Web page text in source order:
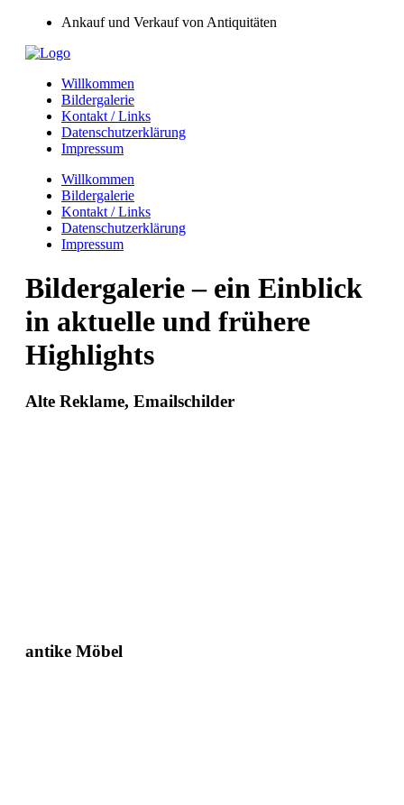
Ankauf und Verkauf von Antiquitäten
Willkommen
Bildergalerie
Kontakt / Links
Datenschutzerklärung
Impressum
Willkommen
Bildergalerie
Kontakt / Links
Datenschutzerklärung
Impressum
Bildergalerie – ein Einblick
in aktuelle und frühere
Highlights
Alte Reklame, Emailschilder
antike Möbel